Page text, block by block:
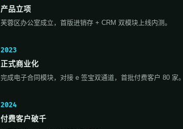
产品立项
芙蓉区办公室成立，首版进销存 + CRM 双模块上线内测。
2023
正式商业化
完成电子合同模块，对接 e 签宝双通道，首批付费客户 80 家。
2024
付费客户破千